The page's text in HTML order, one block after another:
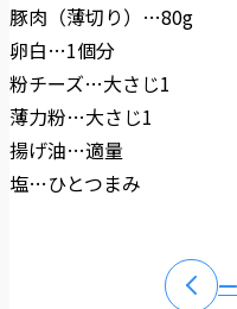
豚肉（薄切り）…80g
卵白…1個分
粉チーズ…大さじ1
薄力粉…大さじ1
揚げ油…適量
塩…ひとつまみ